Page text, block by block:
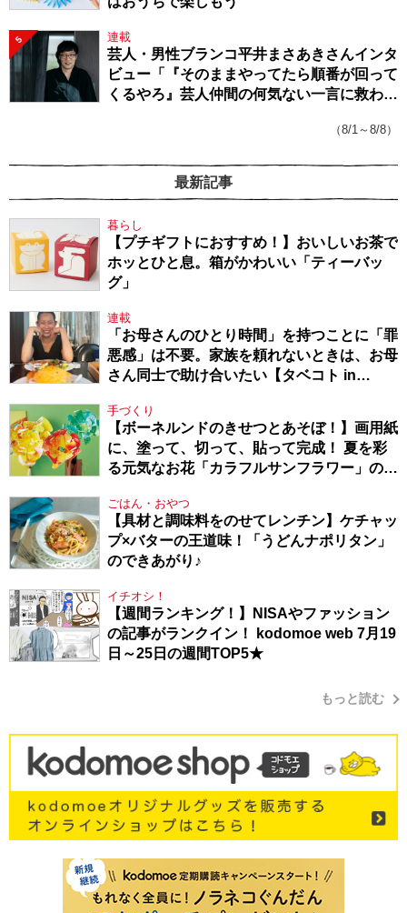
5 連載
芸人・男性ブランコ平井まさあきさんインタ
ビュー「『そのままやってたら順番が回って
くるやろ』芸人仲間の何気ない一言に救われ
（8/1～8/8）
最新記事
暮らし
【プチギフトにおすすめ！】おいしいお茶で
ホッとひと息。箱がかわいい「ティーバッ
グ」
連載
「お母さんのひとり時間」を持つことに「罪
悪感」は不要。家族を頼れないときは、お母
さん同士で助け合いたい【タベコト in
手づくり
【ボーネルンドのきせつとあそぼ！】画用紙
に、塗って、切って、貼って完成！ 夏を彩
る元気なお花「カラフルサンフラワー」の作
ごはん・おやつ
【具材と調味料をのせてレンチン】ケチャッ
プ×バターの王道味！「うどんナポリタン」
のできあがり♪
イチオシ！
【週間ランキング！】NISAやファッション
の記事がランクイン！ kodomoe web 7月19
日～25日の週間TOP5★
もっと読む